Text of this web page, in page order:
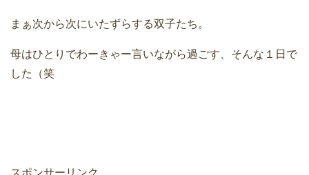
まぁ次から次にいたずらする双子たち。
母はひとりでわーきゃー言いながら過ごす、そんな１日で
した（笑
スポンサーリンク